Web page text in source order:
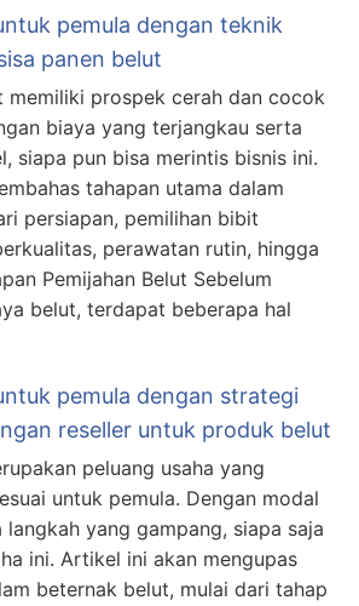
pemula dengan teknik
panen belut
memiliki prospek cerah dan cocok
biaya yang terjangkau serta
siapa pun bisa merintis bisnis ini.
tahapan utama dalam
persiapan, pemilihan bibit
perawatan rutin, hingga
Pemijahan Belut Sebelum
belut, terdapat beberapa hal
pemula dengan strategi
reseller untuk produk belut
peluang usaha yang
untuk pemula. Dengan modal
yang gampang, siapa saja
ini. Artikel ini akan mengupas
beternak belut, mulai dari tahap